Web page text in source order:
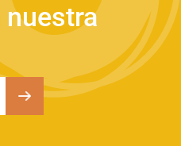
nuestra